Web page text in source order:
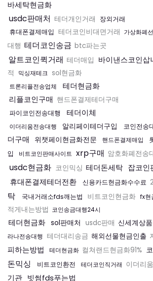
바세탁현금화
usdc판매처 테더개인거래 장외거래
휴대폰결제매입 테더코인비대면거래 가상화폐
대행 테더코인송금 btc파는곳
알트코인퀵거래 테더매입 바이낸스코인삽
적
믹싱재테크 sol현금화
트론리플전송업체
테더현금화
리플코인구매 핸드폰결제테더구매
파이코인전송대행
테더이체
이더리움전송대행 알리페이테더구입 코인전송
더구매
위챗페이현금화전문 핸드폰결제매입
입
비트코인판매사이트 xrp구매 암호화폐전송
usdc현금화 코인믹싱 테더돈세탁 잡코인
휴대폰결제테더전환
신용카드현금화수수료
탁
국내거래소fds깨는법 비트코인현금화 fx현
적게내는방법 코인송금대행24시
테더현금화 sol판매처 usdc판매 신세계상
라나전송대행 테더대리송금 해외선물현금인출
피하는방법
테더현금화 컬쳐랜드현금화91%
돈믹싱
비트코인환전 테더코인직거래 이더리
기관 빗썸fds푸는법